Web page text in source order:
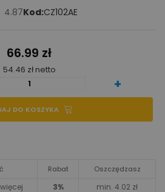
4.87Kod:CZ102AE
66.99 zł
54.46 zł netto
+
DO KOSZYKA
Rabat Oszczędzasz
3% min. 4.02 zł